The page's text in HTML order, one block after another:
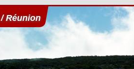
/ Réunion